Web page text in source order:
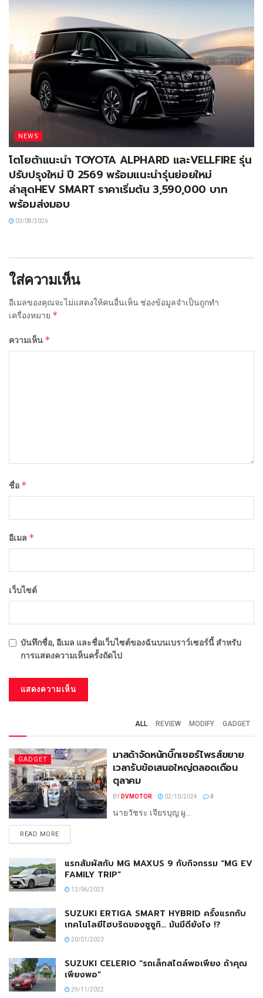
NEWS
โตโยต้าแนะนำ TOYOTA ALPHARD และVELLFIRE รุ่น
ปรับปรุงใหม่ ปี 2569 พร้อมแนะนำรุ่นย่อยใหม่
ล่าสุดHEV SMART ราคาเริ่มต้น 3,590,000 บาท
พร้อมส่งมอบ
03/08/2026
ใส่ความเห็น
อีเมลของคุณจะไม่แสดงให้คนอื่นเห็น ช่องข้อมูลจำเป็นถูกทำ
เครื่องหมาย *
ความเห็น *
ชื่อ *
อีเมล *
เว็บไซต์
บันทึกชื่อ, อีเมล และชื่อเว็บไซต์ของฉันบนเบราว์เซอร์นี้ สำหรับ
การแสดงความเห็นครั้งถัดไป
ALL REVIEW MODIFY GADGET
GADGET
มาสด้าจัดหนักบิ๊กเซอร์ไพรส์ขยาย
เวลารับข้อเสนอใหญ่ตลอดเดือน
ตุลาคม
BY DVMOTOR 02/10/2024 0
นายวัชระ เจียรบุญ ผู...
READ MORE
แรกสัมผัสกับ MG MAXUS 9 กับกิจกรรม “MG EV
FAMILY TRIP”
13/06/2023
SUZUKI ERTIGA SMART HYBRID ครั้งแรกกับ
เทคโนโลยีไฮบริดของซูซูกิ… มันมีดียังไง !?
20/01/2023
SUZUKI CELERIO “รถเล็กสไตล์พอเพียง ถ้าคุณ
เพียงพอ”
29/11/2022